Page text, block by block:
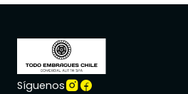
Síguenos